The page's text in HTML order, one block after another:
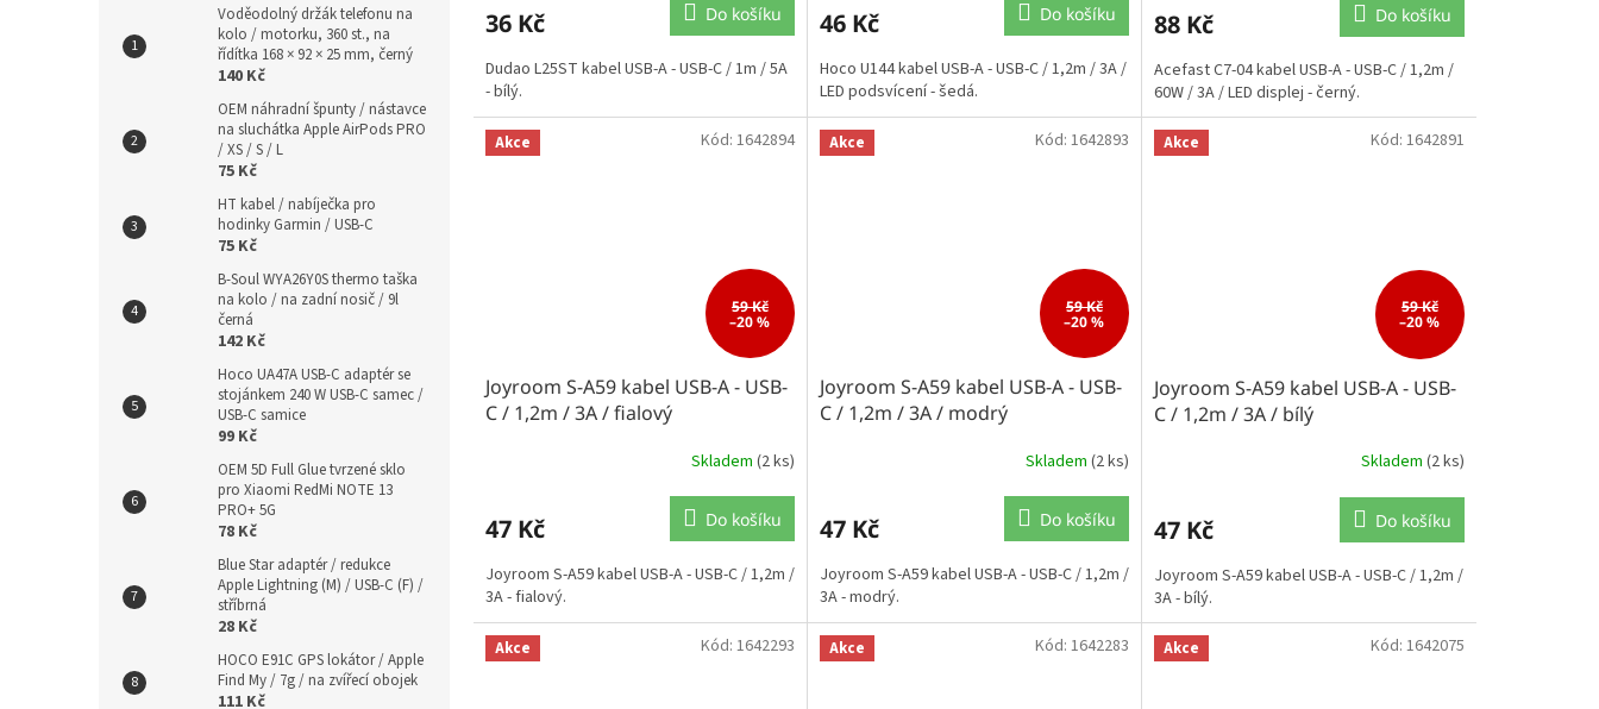
Voděodolný držák telefonu na
kolo / motorku, 360 st., na
řídítka 168 × 92 × 25 mm, černý
140 Kč
OEM náhradní špunty / nástavce
na sluchátka Apple AirPods PRO
/ XS / S / L
75 Kč
HT kabel / nabíječka pro
hodinky Garmin / USB-C
75 Kč
B-Soul WYA26Y0S thermo taška
na kolo / na zadní nosič / 9l
černá
142 Kč
Hoco UA47A USB-C adaptér se
stojánkem 240 W USB-C samec /
USB-C samice
99 Kč
OEM 5D Full Glue tvrzené sklo
pro Xiaomi RedMi NOTE 13
PRO+ 5G
78 Kč
Blue Star adaptér / redukce
Apple Lightning (M) / USB-C (F) /
stříbrná
28 Kč
HOCO E91C GPS lokátor / Apple
Find My / 7g / na zvířecí obojek
111 Kč
36 Kč Do košíku
Dudao L25ST kabel USB-A - USB-C / 1m / 5A
- bílý.
46 Kč Do košíku
Hoco U144 kabel USB-A - USB-C / 1,2m / 3A /
LED podsvícení - šedá.
88 Kč Do košíku
Acefast C7-04 kabel USB-A - USB-C / 1,2m /
60W / 3A / LED displej - černý.
Akce
59 Kč
–20 %
Joyroom S-A59 kabel USB-A - USB-
C / 1,2m / 3A / fialový
Skladem (2 ks)
47 Kč Do košíku
Joyroom S-A59 kabel USB-A - USB-C / 1,2m /
3A - fialový.
Kód: 1642894 Akce
59 Kč
–20 %
Joyroom S-A59 kabel USB-A - USB-
C / 1,2m / 3A / modrý
Skladem (2 ks)
47 Kč Do košíku
Joyroom S-A59 kabel USB-A - USB-C / 1,2m /
3A - modrý.
Kód: 1642893 Akce
59 Kč
–20 %
Joyroom S-A59 kabel USB-A - USB-
C / 1,2m / 3A / bílý
Skladem (2 ks)
47 Kč Do košíku
Joyroom S-A59 kabel USB-A - USB-C / 1,2m /
3A - bílý.
Kód: 1642891
Akce Kód: 1642293 Akce Kód: 1642283 Akce Kód: 1642075